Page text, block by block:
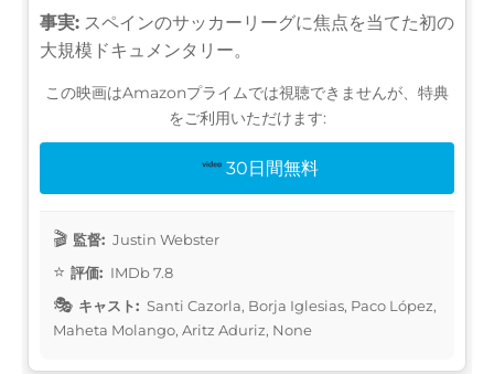
事実: スペインのサッカーリーグに焦点を当てた初の
大規模ドキュメンタリー。
この映画はAmazonプライムでは視聴できませんが、特典
をご利用いただけます:
30日間無料
監督: Justin Webster
評価: IMDb 7.8
キャスト: Santi Cazorla, Borja Iglesias, Paco López,
Maheta Molango, Aritz Aduriz, None